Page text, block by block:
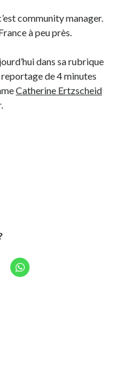
vélorution toute personnelle
vélorution toute personnelle
ma vélorution toute
community manager.
à peu près.
dans sa rubrique
de 4 minutes
Catherine Ertzscheid